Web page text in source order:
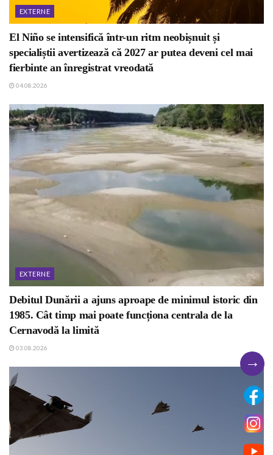
EXTERNE
El Niño se intensifică într-un ritm neobișnuit și
specialiștii avertizează că 2027 ar putea deveni cel mai
fierbinte an înregistrat vreodată
04.08.2026
EXTERNE
Debitul Dunării a ajuns aproape de minimul istoric din
1985. Cât timp mai poate funcționa centrala de la
Cernavodă la limită
03.08.2026
→